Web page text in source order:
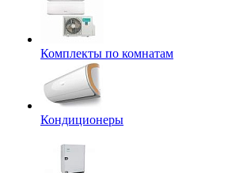
Комплекты по комнатам
Кондиционеры